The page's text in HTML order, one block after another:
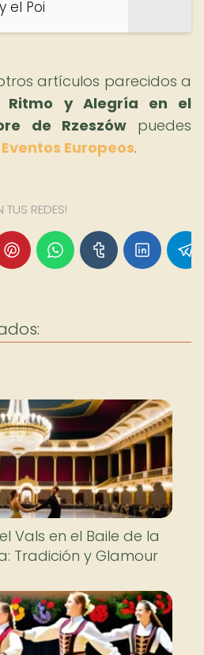
el Poi
artículos parecidos a
Ritmo y Alegría en el
de Rzeszówpuedes
Eventos Europeos.
TUS REDES!
Vals en el Baile de la
Tradición y Glamour